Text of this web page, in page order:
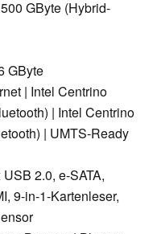
GByte (Hybrid-
GByte
| Intel Centrino
| Intel Centrino
| UMTS-Ready
2.0, e-SATA,
9-in-1-Kartenleser,